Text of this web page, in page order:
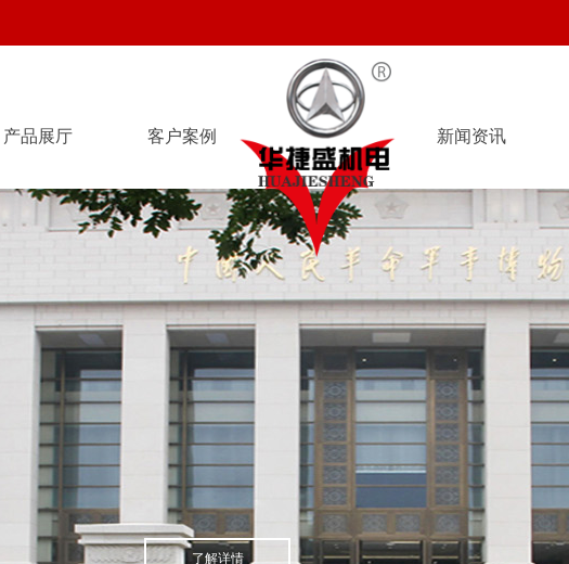
了解详情
新闻资讯
新闻资讯
产品展厅
产品展厅
客户案例
客户案例